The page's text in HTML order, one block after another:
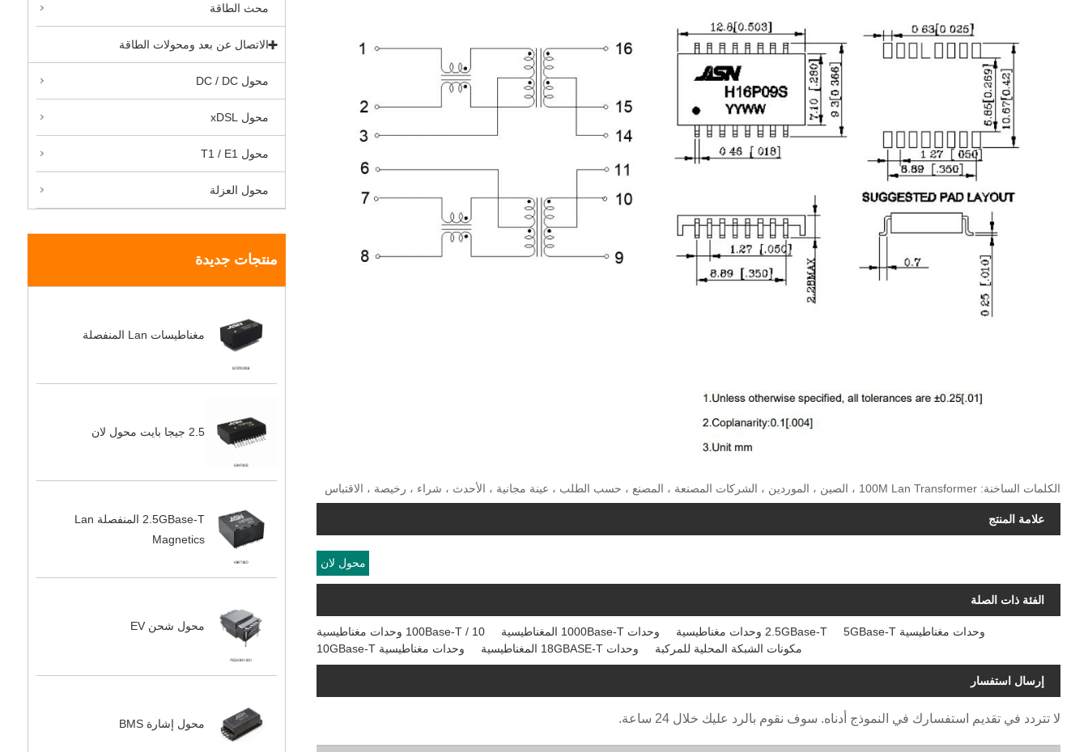
محث الطاقة
الاتصال عن بعد ومحولات الطاقة
محول DC / DC
محول xDSL
محول T1 / E1
محول العزلة
منتجات جديدة
مغناطيسات Lan المنفصلة
2.5 جيجا بايت محول لان
2.5GBase-T المنفصلة Lan
Magnetics
محول شحن EV
محول إشارة BMS
الكلمات الساخنة: 100M Lan Transformer ، الصين ، الموردين ، الشركات المصنعة ، المصنع ، حسب الطلب ، عينة مجانية ، الأحدث ، شراء ، رخيصة ، الاقتباس
علامة المنتج
محول لان
الفئة ذات الصلة
10 / 100Base-T وحدات مغناطيسية وحدات 1000Base-T المغناطيسية 2.5GBase-T وحدات مغناطيسية
وحدات مغناطيسية 5GBase-T
وحدات مغناطيسية 10GBase-T
وحدات 18GBASE-T المغناطيسية مكونات الشبكة المحلية للمركبة
إرسال استفسار
لا تتردد في تقديم استفسارك في النموذج أدناه. سوف نقوم بالرد عليك خلال 24 ساعة.